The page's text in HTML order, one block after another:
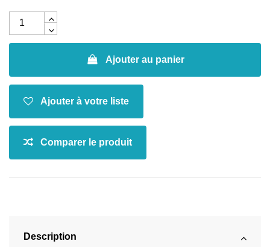
Ajouter au panier
Description